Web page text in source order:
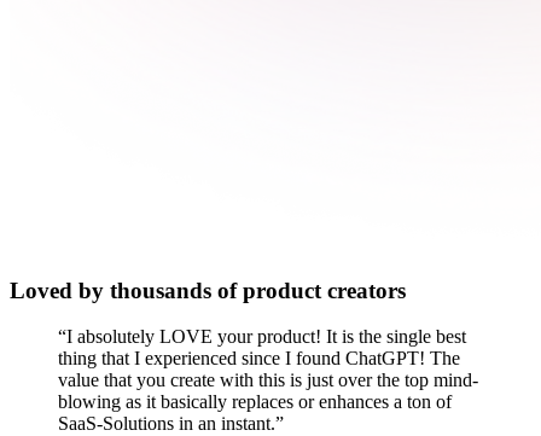
Loved by thousands of product creators
“I absolutely LOVE your product! It is the single best
thing that I experienced since I found ChatGPT! The
value that you create with this is just over the top mind-
blowing as it basically replaces or enhances a ton of
SaaS-Solutions in an instant.”